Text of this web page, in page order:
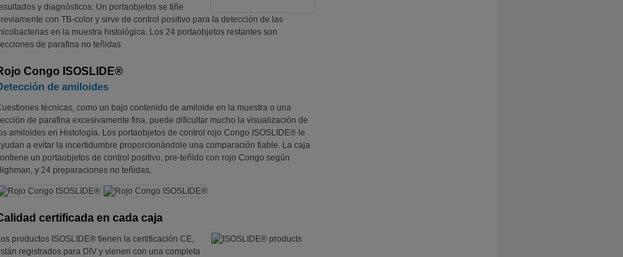
y diagnósticos. Un portaobjetos se tiñe
con TB-color y sirve de control positivo para la detección de las
en la muestra histológica. Los 24 portaobjetos restantes son
de parafina no teñidas
Congo ISOSLIDE®
de amiloides
técnicas, como un bajo contenido de amiloide en la muestra o una
de parafina excesivamente fina, puede dificultar mucho la visualización de
amiloides en Histología. Los portaobjetos de control rojo Congo ISOSLIDE® le
a evitar la incertidumbre proporcionándole una comparación fiable. La caja
un portaobjetos de control positivo, pre-teñido con rojo Congo según
y 24 preparaciones no teñidas.
certificada en cada caja
productos ISOSLIDE® tienen la certificación CE,
registrados para DIV y vienen con una completa